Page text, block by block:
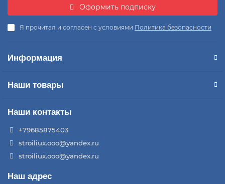
Оформить подписку
Я прочитал и согласен с условиями Политика безопасности
Информация
Наши товары
Наши контакты
+79685875403
stroiliux.ooo@yandex.ru
stroiliux.ooo@yandex.ru
Наш адрес